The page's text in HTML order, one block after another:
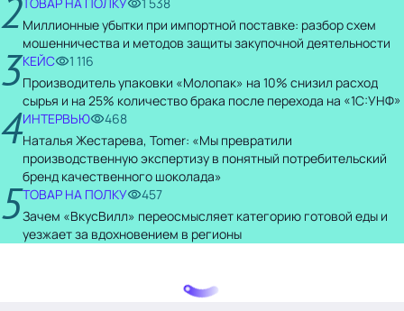
2Миллионные убытки при импортной поставке: разбор схем
мошенничества и методов защиты закупочной деятельности
3КЕЙС
1 116
Производитель упаковки «Молопак» на 10% снизил расход
сырья и на 25% количество брака после перехода на «1С:УНФ»
4ИНТЕРВЬЮ
468
Наталья Жестарева, Tomer: «Мы превратили
производственную экспертизу в понятный потребительский
бренд качественного шоколада»
5ТОВАР НА ПОЛКУ
457
Зачем «ВкусВилл» переосмысляет категорию готовой еды и
уезжает за вдохновением в регионы